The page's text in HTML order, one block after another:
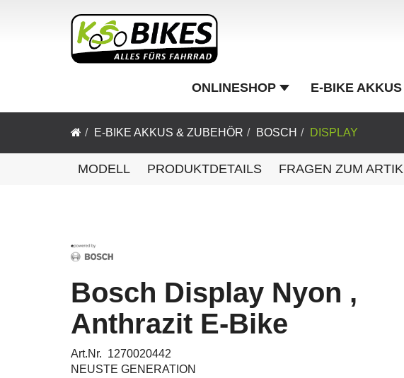
ONLINESHOP E-BIKE
E-BIKE AKKUS & ZUBEHÖR BOSCH DISPLAY
MODELL PRODUKTDETAILS FRAGEN ZUM
Bosch Display Nyon ,
Anthrazit E-Bike
Art.Nr. 1270020442
NEUSTE GENERATION